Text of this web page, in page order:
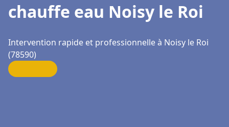
chauffe eau Noisy le Roi
Intervention rapide et professionnelle à Noisy le Roi
(78590)